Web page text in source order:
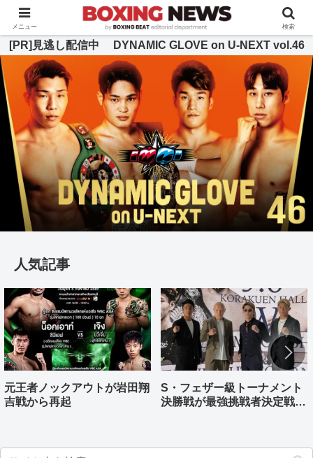
BOXING BEAT [ボクシング・ビート] 公式サイト
[PR]見逃し配信中 DYNAMIC GLOVE on U-NEXT vol.46
人気記事
元王者ノックアウトが岩田翔
吉戦から再起
S・フェザー級トーナメント
決勝戦が最強挑戦者決定戦兼
メニュー 検索